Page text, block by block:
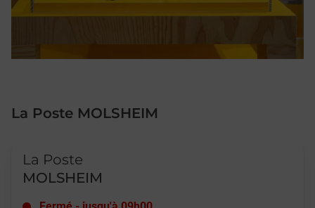
La Poste MOLSHEIM
La Poste
MOLSHEIM